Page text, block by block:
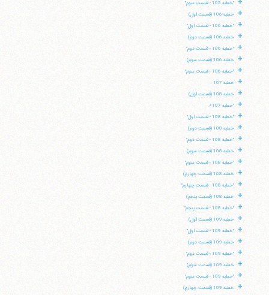
"خطبه 105 - قسمت سوم"
+ خطبه 106 (قسمت اول)
+ "خطبه 106 - قسمت اول"
+ خطبه 106 (قسمت دوم)
+ "خطبه 106 - قسمت دوم"
+ خطبه 106 (قسمت سوم)
+ "خطبه 106 - قسمت سوم"
+ خطبه 107
+ خطبه 108 (قسمت اول)
+ "خطبه 107»
+ "خطبه 108 - قسمت اول"
+ خطبه 108 (قسمت دوم)
+ "خطبه 108 - قسمت دوم"
+ خطبه 108 (قسمت سوم)
+ "خطبه 108 - قسمت سوم"
+ خطبه 108 (قسمت چهارم)
+ "خطبه 108 - قسمت چهارم"
+ خطبه 108 (قسمت پنجم)
+ "خطبه 108 - قسمت پنجم"
+ خطبه 109 (قسمت اول)
+ "خطبه 109 - قسمت اول"
+ خطبه 109 (قسمت دوم)
+ "خطبه 109 - قسمت دوم"
+ خطبه 109 (قسمت سوم)
+ "خطبه 109 - قسمت سوم"
+ خطبه 109 (قسمت چهارم)